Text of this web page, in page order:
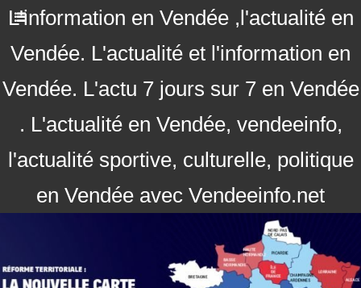
L'information en Vendée ,l'actualité en
Vendée. L'actualité et l'information en
Vendée. L'actu 7 jours sur 7 en Vendée
. L'actualité en Vendée, vendeeinfo,
l'actualité sportive, culturelle, politique
en Vendée avec Vendeeinfo.net